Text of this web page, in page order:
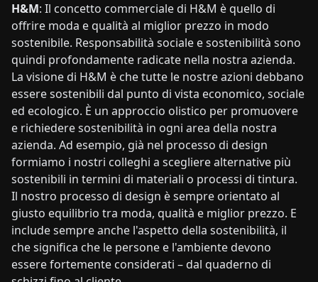
H&M: Il concetto commerciale di H&M è quello di
offrire moda e qualità al miglior prezzo in modo
sostenibile. Responsabilità sociale e sostenibilità sono
quindi profondamente radicate nella nostra azienda.
La visione di H&M è che tutte le nostre azioni debbano
essere sostenibili dal punto di vista economico, sociale
ed ecologico. È un approccio olistico per promuovere
e richiedere sostenibilità in ogni area della nostra
azienda. Ad esempio, già nel processo di design
formiamo i nostri colleghi a scegliere alternative più
sostenibili in termini di materiali o processi di tintura.
Il nostro processo di design è sempre orientato al
giusto equilibrio tra moda, qualità e miglior prezzo. E
include sempre anche l'aspetto della sostenibilità, il
che significa che le persone e l'ambiente devono
essere fortemente considerati – dal quaderno di